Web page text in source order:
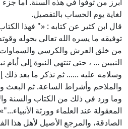
أبرز من توفوا في هذه السنة. أما جزء
لغاية يوم الحساب بالتفصيل.
قال ابن كثير عن كتابه : «" فهذا
توفيقه ما يسره الله تعالى بحوله
من خلق العرش والكرسي
النبيين ... ، حتى تنتهي النبوة إلى أيام
وسلامه عليه ...... ثم نذكر ما بعد ذلك
والملاحم وأشراط الساعة. ثم البعث
وما ورد في ذلك من الكتاب والسنة
المعقولة عند العلماء وورثة
الصادقة، والمرجع الأصيل لأهل هذا